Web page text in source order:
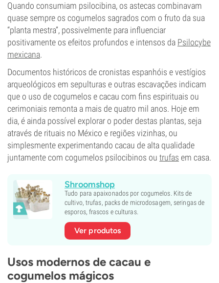
Quando consumiam psilocibina, os astecas combinavam
quase sempre os cogumelos sagrados com o fruto da sua
“planta mestra”, possivelmente para influenciar
positivamente os efeitos profundos e intensos da Psilocybe
mexicana.
Documentos históricos de cronistas espanhóis e vestígios
arqueológicos em sepulturas e outras escavações indicam
que o uso de cogumelos e cacau com fins espirituais ou
cerimoniais remonta a mais de quatro mil anos. Hoje em
dia, é ainda possível explorar o poder destas plantas, seja
através de rituais no México e regiões vizinhas, ou
simplesmente experimentando cacau de alta qualidade
juntamente com cogumelos psilocibinos ou trufas em casa.
Shroomshop
Tudo para apaixonados por cogumelos. Kits de
cultivo, trufas, packs de microdosagem, seringas de
esporos, frascos e culturas.
Ver produtos
Usos modernos de cacau e
cogumelos mágicos